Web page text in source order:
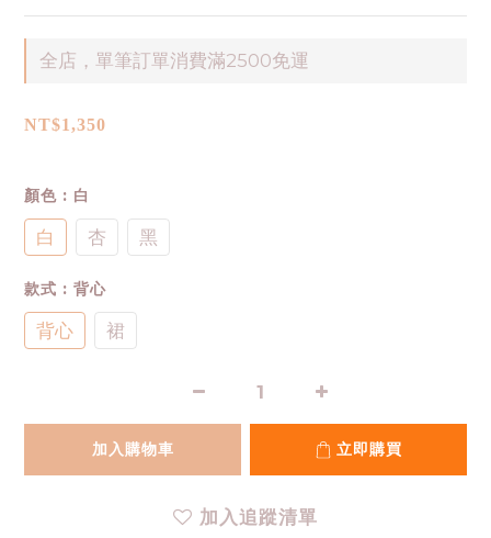
全店，單筆訂單消費滿2500免運
NT$1,350
顏色 : 白
白 杏 黑
款式 : 背心
背心 裙
加入購物車 立即購買
加入追蹤清單